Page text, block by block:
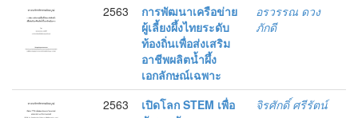
2563
การพัฒนาเครือข่าย
ผู้เลี้ยงผึ้งไทยระดับ
ท้องถิ่นเพื่อส่งเสริม
อาชีพผลิตน้ำผึ้ง
เอกลักษณ์เฉพาะ
อรวรรณ ดวง
ภักดี
2563
เปิดโลก STEM เพื่อ
จิรศักดิ์ ศรีรัตน์